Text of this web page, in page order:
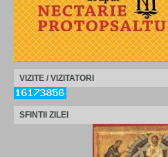
VIZITE / VIZITATORI
SFINTII ZILEI